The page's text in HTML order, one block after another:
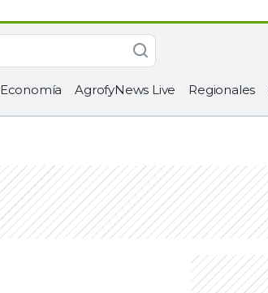
Economía AgrofyNews Live Regionales